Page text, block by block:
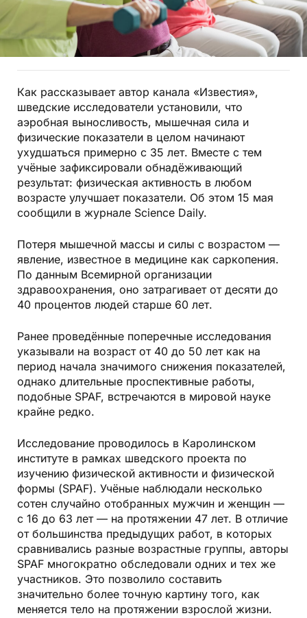
Как рассказывает автор канала «Известия»,
шведские исследователи установили, что
аэробная выносливость, мышечная сила и
физические показатели в целом начинают
ухудшаться примерно с 35 лет. Вместе с тем
учёные зафиксировали обнадёживающий
результат: физическая активность в любом
возрасте улучшает показатели. Об этом 15 мая
сообщили в журнале Science Daily.
Потеря мышечной массы и силы с возрастом —
явление, известное в медицине как саркопения.
По данным Всемирной организации
здравоохранения, оно затрагивает от десяти до
40 процентов людей старше 60 лет.
Ранее проведённые поперечные исследования
указывали на возраст от 40 до 50 лет как на
период начала значимого снижения показателей,
однако длительные проспективные работы,
подобные SPAF, встречаются в мировой науке
крайне редко.
Исследование проводилось в Каролинском
институте в рамках шведского проекта по
изучению физической активности и физической
формы (SPAF). Учёные наблюдали несколько
сотен случайно отобранных мужчин и женщин —
с 16 до 63 лет — на протяжении 47 лет. В отличие
от большинства предыдущих работ, в которых
сравнивались разные возрастные группы, авторы
SPAF многократно обследовали одних и тех же
участников. Это позволило составить
значительно более точную картину того, как
меняется тело на протяжении взрослой жизни.